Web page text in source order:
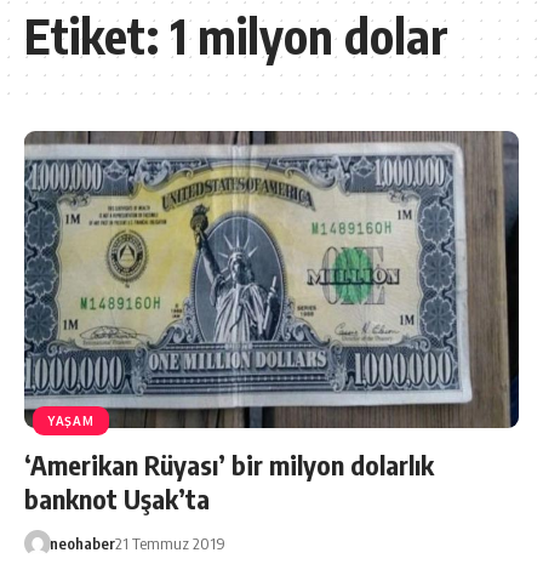
Etiket: 1 milyon dolar
YAŞAM
‘Amerikan Rüyası’ bir milyon dolarlık
banknot Uşak’ta
neohaber21 Temmuz 2019